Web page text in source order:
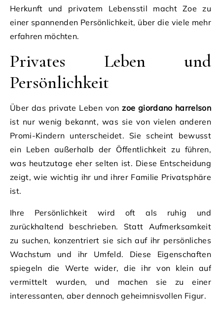
Herkunft und privatem Lebensstil macht Zoe zu
einer spannenden Persönlichkeit, über die viele mehr
erfahren möchten.
Privates Leben und
Persönlichkeit
Über das private Leben vonzoe giordano harrelson
ist nur wenig bekannt, was sie von vielen anderen
Promi-Kindern unterscheidet. Sie scheint bewusst
ein Leben außerhalb der Öffentlichkeit zu führen,
was heutzutage eher selten ist. Diese Entscheidung
zeigt, wie wichtig ihr und ihrer Familie Privatsphäre
ist.
Ihre Persönlichkeit wird oft als ruhig und
zurückhaltend beschrieben. Statt Aufmerksamkeit
zu suchen, konzentriert sie sich auf ihr persönliches
Wachstum und ihr Umfeld. Diese Eigenschaften
spiegeln die Werte wider, die ihr von klein auf
vermittelt wurden, und machen sie zu einer
interessanten, aber dennoch geheimnisvollen Figur.